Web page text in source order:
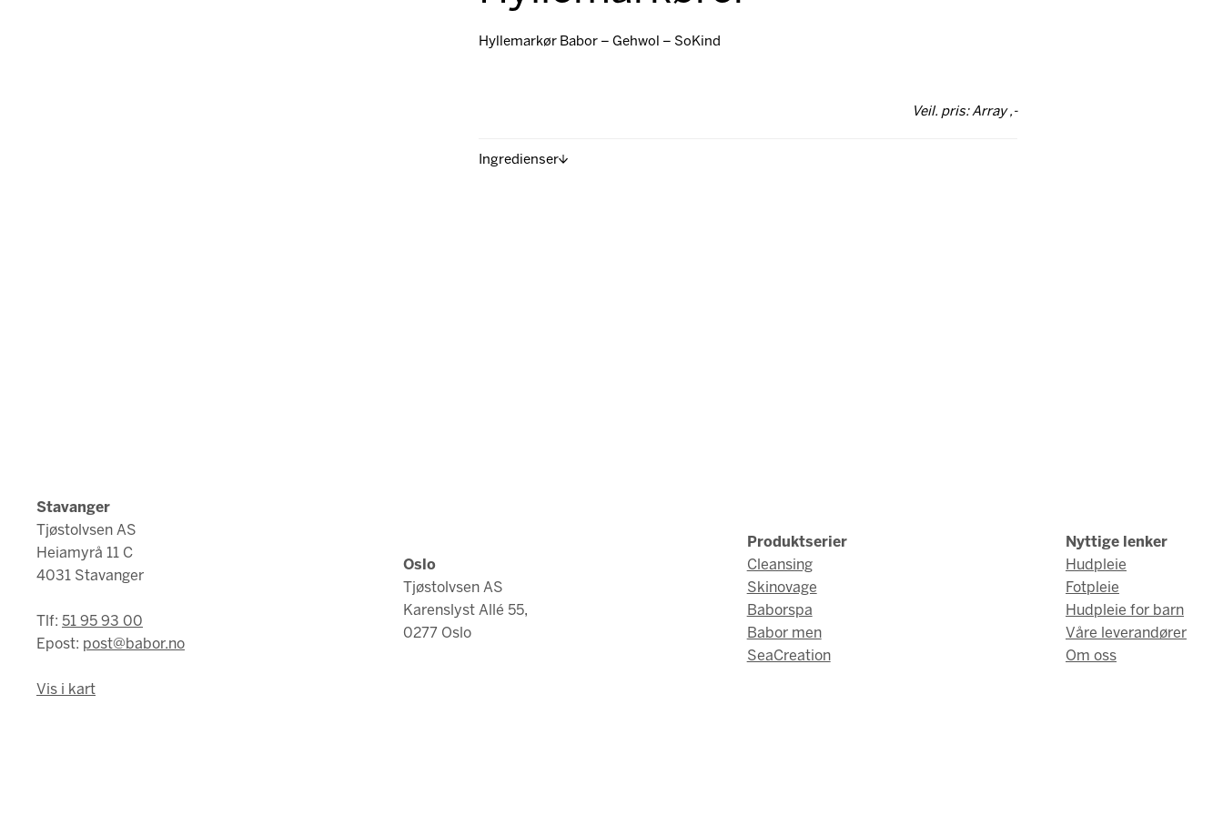
Hyllemarkør Babor – Gehwol – SoKind
Veil. pris: Array ,-
Ingredienser
Stavanger
Tjøstolvsen AS
Heiamyrå 11 C
4031 Stavanger
Tlf: 51 95 93 00
Epost: post@babor.no
Vis i kart
Oslo
Tjøstolvsen AS
Karenslyst Allé 55,
0277 Oslo
Produktserier
Cleansing
Skinovage
Baborspa
Babor men
SeaCreation
Nyttige lenker
Hudpleie
Fotpleie
Hudpleie for barn
Våre leverandører
Om oss